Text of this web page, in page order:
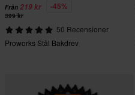
Från 219 kr -45%
399 kr
50 Recensioner
Proworks Stål Bakdrev